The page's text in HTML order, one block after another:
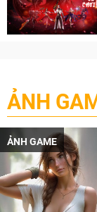
ẢNH
ẢNH GAME